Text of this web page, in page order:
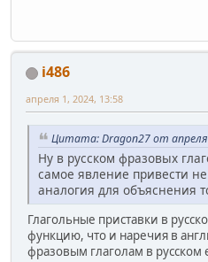
i486
апреля 1, 2024, 13:58
Цитата: Dragon27 от
Ну в русском фразовых
самое явление привести
аналогия для объяснения
Глагольные приставки в
функцию, что и наречия в
фразовым глаголам в русском